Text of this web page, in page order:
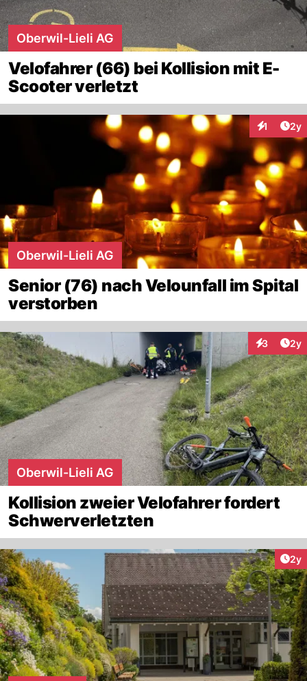
Oberwil-Lieli AG
Velofahrer (66) bei Kollision mit E-
Scooter verletzt
1 2y
Oberwil-Lieli AG
Senior (76) nach Velounfall im Spital
verstorben
3 2y
Oberwil-Lieli AG
Kollision zweier Velofahrer fordert
Schwerverletzten
2y